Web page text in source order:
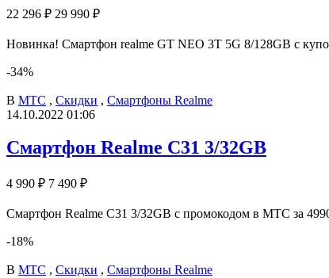
22 296 ₽ 29 990 ₽
Новинка! Смартфон realme GT NEO 3T 5G 8/128GB с
-34%
В МТС , Скидки , Смартфоны Realme
14.10.2022 01:06
Смартфон Realme C31 3/32GB
4 990 ₽ 7 490 ₽
Смартфон Realme C31 3/32GB с промокодом в МТС за
-18%
В МТС , Скидки , Смартфоны Realme